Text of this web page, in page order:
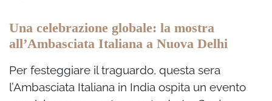
Una celebrazione globale: la mostra
all’Ambasciata Italiana a Nuova Delhi
Per festeggiare il traguardo, questa sera
l’Ambasciata Italiana in India ospita un evento